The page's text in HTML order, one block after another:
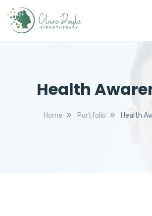
Health
Home Portfolio Health